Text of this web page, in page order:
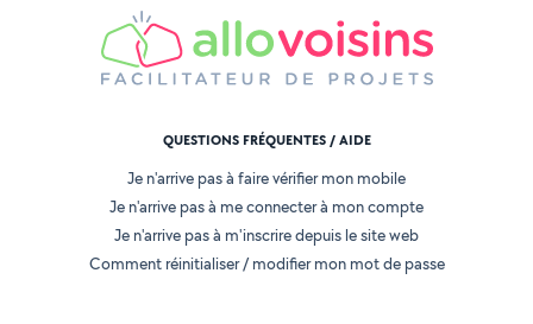
QUESTIONS FRÉQUENTES / AIDE
Je n'arrive pas à faire vérifier mon mobile
Je n'arrive pas à me connecter à mon compte
Je n'arrive pas à m'inscrire depuis le site web
Comment réinitialiser / modifier mon mot de passe